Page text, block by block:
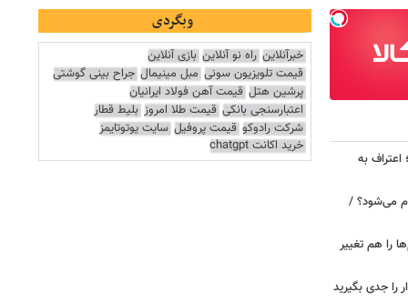
اعتراف به
می‌شود؟ /
را هم تغییر
جدی بگیرید
وبگردی
خبرآنلاین راه نو آنلاین بازی آنلاین
قیمت تلویزیون سونی مبل مینیمال جراح بینی گوشتی
پرشین هتل قیمت آهن فولاد ایرانیان
اعتبارسنجی بانکی قیمت طلا امروز بلیط قطار
شرکت رادوکو قیمت پروفیل سایت یوتوتایمز
خرید اکانت chatgpt